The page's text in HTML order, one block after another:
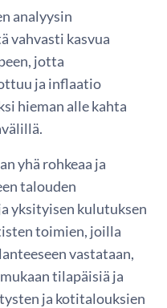
analyysin
vahvasti kasvua
jotta
ja inflaatio
hieman alle kahta
yhä rohkeaa ja
talouden
yksityisen kulutuksen
toimien, joilla
vastataan,
tilapäisiä ja
ja kotitalouksien